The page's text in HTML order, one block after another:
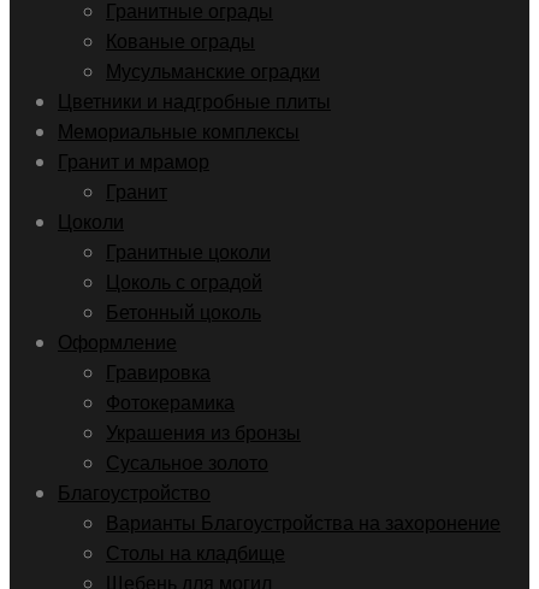
Гранитные ограды
Кованые ограды
Мусульманские оградки
Цветники и надгробные плиты
Мемориальные комплексы
Гранит и мрамор
Гранит
Цоколи
Гранитные цоколи
Цоколь с оградой
Бетонный цоколь
Оформление
Гравировка
Фотокерамика
Украшения из бронзы
Сусальное золото
Благоустройство
Варианты Благоустройства на захоронение
Столы на кладбище
Щебень для могил